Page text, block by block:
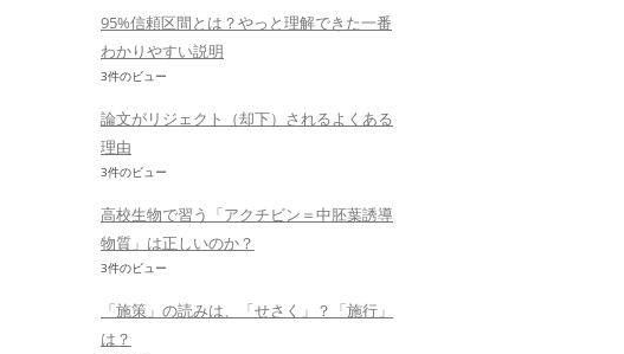
95%信頼区間とは？やっと理解できた一番
わかりやすい説明
3件のビュー
論文がリジェクト（却下）されるよくある
理由
3件のビュー
高校生物で習う「アクチビン＝中胚葉誘導
物質」は正しいのか？
3件のビュー
「施策」の読みは、「せさく」？「施行」
は？